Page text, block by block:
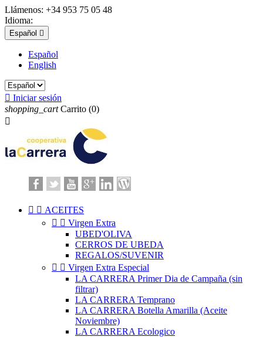
Llámenos: +34 953 75 05 48
Idioma:
Español 
Español
English
 Iniciar sesión
shopping_cart Carrito (0)

  ACEITES
  Virgen Extra
UBED'OLIVA
CERROS DE UBEDA
REGALOS/SUVENIR
  Virgen Extra Especial
LA CARRERA Primer Dia de Campaña (sin
filtrar)
LA CARRERA Temprano
LA CARRERA Botella Amarilla (Aceite
Noviembre)
LA CARRERA Ecologico